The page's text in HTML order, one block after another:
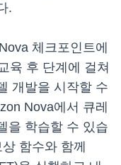
.
체크포인트에
육 후 단계에 걸쳐
개발을 시작할 수
Nova에서 큐레
을 학습할 수 있습
함수와 함께